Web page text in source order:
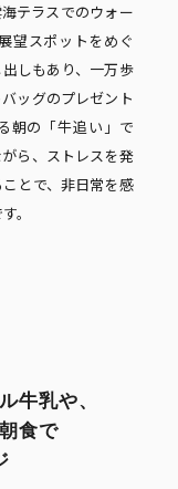
テラスでのウォー
望スポットをめぐ
しもあり、一万歩
ッグのプレゼント
朝の「牛追い」で
ら、ストレスを発
とで、非日常を感
。
牛乳や、
食で